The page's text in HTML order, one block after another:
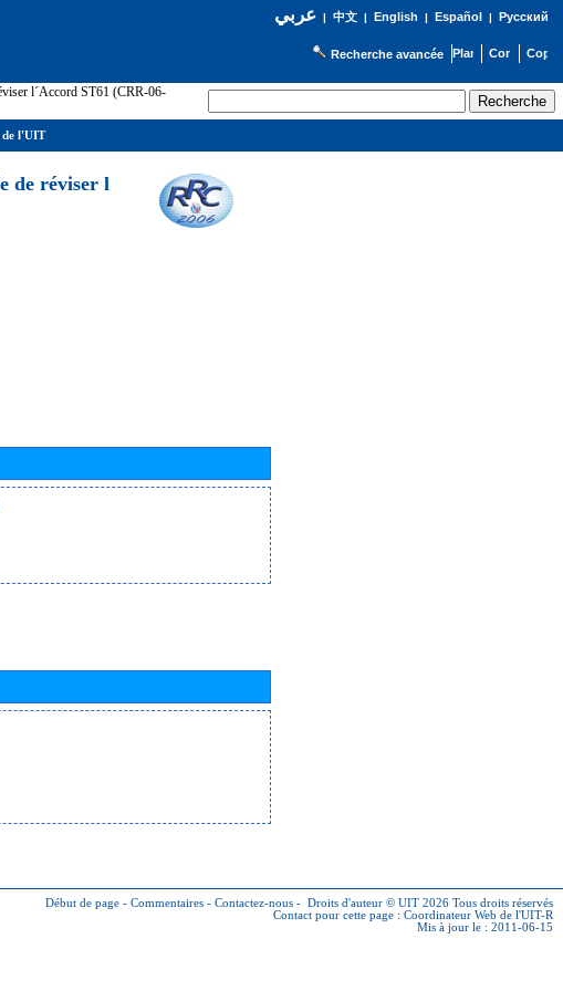
عربي| 中文| English | Español | Русский
Recherche avancée
l´Accord ST61 (CRR-06-
de réviser l
Début de page - Commentaires - Contactez-nous - Droits d'auteur © UIT 2026 Tous droits réservés
Contact pour cette page : Coordinateur Web de l'UIT-R
Mis à jour le : 2011-06-15
de l'UIT